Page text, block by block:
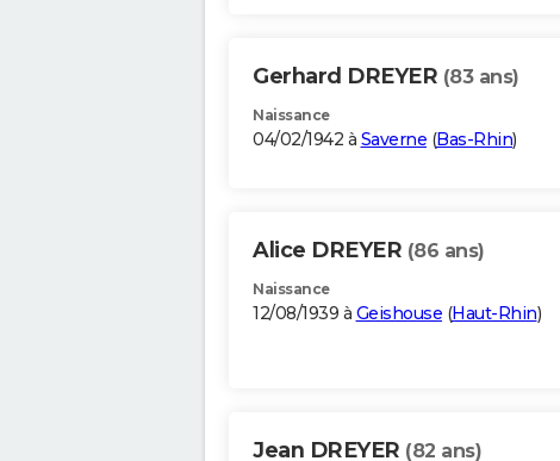
Gerhard DREYER (83 ans)
Naissance
04/02/1942 à Saverne (Bas-Rhin)
Alice DREYER (86 ans)
Naissance
12/08/1939 à Geishouse (Haut-Rhin)
Jean DREYER (82 ans)